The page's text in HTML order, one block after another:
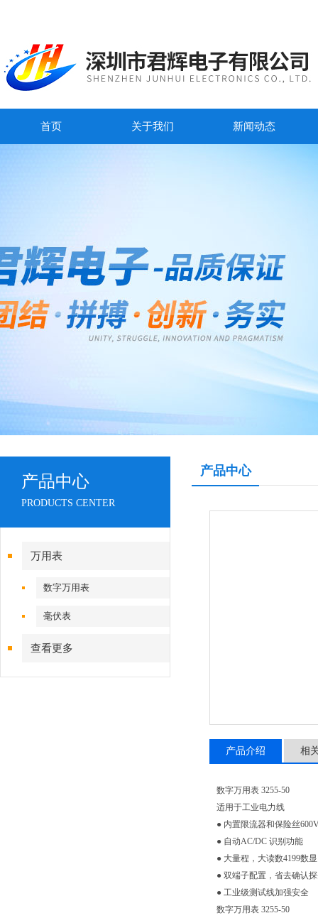
首页 关于我们 新闻动态
产品中心
PRODUCTS CENTER
万用表
数字万用表
毫伏表
查看更多
产品中心
产品介绍 相
数字万用表 3255-50
适用于工业电力线
● 内置限流器和保险丝
● 自动AC/DC 识别功能
● 大量程，大读数4199数显
● 双端子配置，省去确认
● 工业级测试线加强安全
数字万用表 3255-50